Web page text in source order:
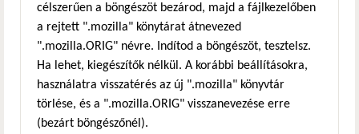
célszerűen a böngészöt bezárod, majd a fájlkezelőben
a rejtett ".mozilla" könytárat átnevezed
".mozilla.ORIG" névre. Indítod a böngészöt, tesztelsz.
Ha lehet, kiegészítők nélkül. A korábbi beállításokra,
használatra visszatérés az új ".mozilla" könyvtár
törlése, és a ".mozilla.ORIG" visszanevezése erre
(bezárt böngészőnél).